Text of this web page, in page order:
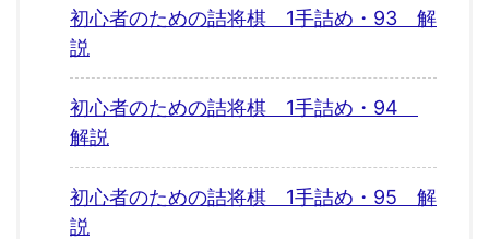
初心者のための詰将棋 1手詰め・93 解
説
初心者のための詰将棋 1手詰め・94
解説
初心者のための詰将棋 1手詰め・95 解
説